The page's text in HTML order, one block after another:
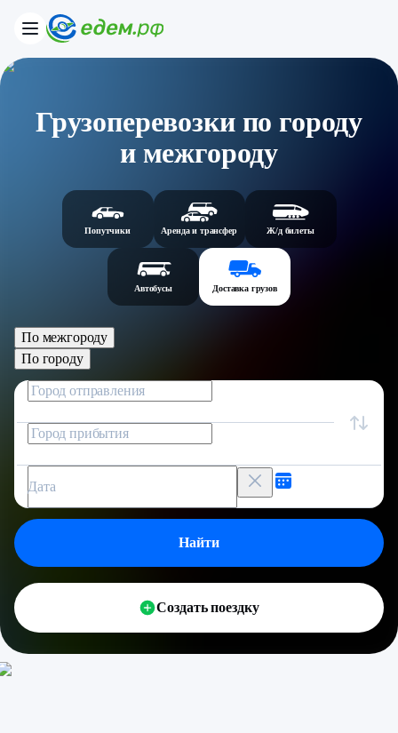
Грузоперевозки по городу
и межгороду
Попутчики Аренда и трансфер Ж/д билеты
Автобусы Доставка грузов
По межгороду
По городу
Дата
Найти
Создать поездку